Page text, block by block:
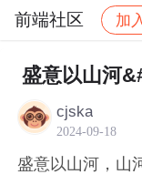
前端社区 加
社区 前端社区
盛意以山河
cjska
2024-09-18
盛意以山河，山